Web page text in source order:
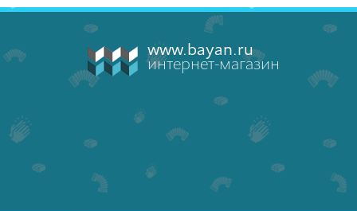
www.bayan.ru
интернет-магазин